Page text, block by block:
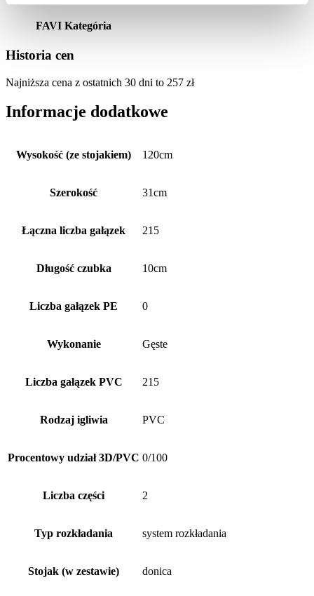
FAVI Kategória
Historia cen
Najniższa cena z ostatnich 30 dni to 257 zł
Informacje dodatkowe
Wysokość (ze stojakiem) 120cm
Szerokość 31cm
Łączna liczba gałązek 215
Długość czubka 10cm
Liczba gałązek PE 0
Wykonanie Gęste
Liczba gałązek PVC 215
Rodzaj igliwia PVC
Procentowy udział 3D/PVC 0/100
Liczba części 2
Typ rozkładania system rozkładania
Stojak (w zestawie) donica